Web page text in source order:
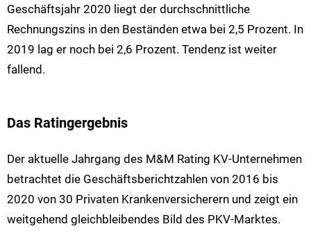
Geschäftsjahr 2020 liegt der durchschnittliche
Rechnungszins in den Beständen etwa bei 2,5 Prozent. In
2019 lag er noch bei 2,6 Prozent. Tendenz ist weiter
fallend.
Das Ratingergebnis
Der aktuelle Jahrgang des M&M Rating KV-Unternehmen
betrachtet die Geschäftsberichtzahlen von 2016 bis
2020 von 30 Privaten Krankenversicherern und zeigt ein
weitgehend gleichbleibendes Bild des PKV-Marktes.